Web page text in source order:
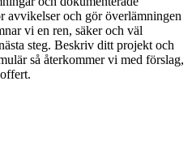
avvikelser och gör överlämningen
vi en ren, säker och väl
steg. Beskriv ditt projekt och
så återkommer vi med förslag,